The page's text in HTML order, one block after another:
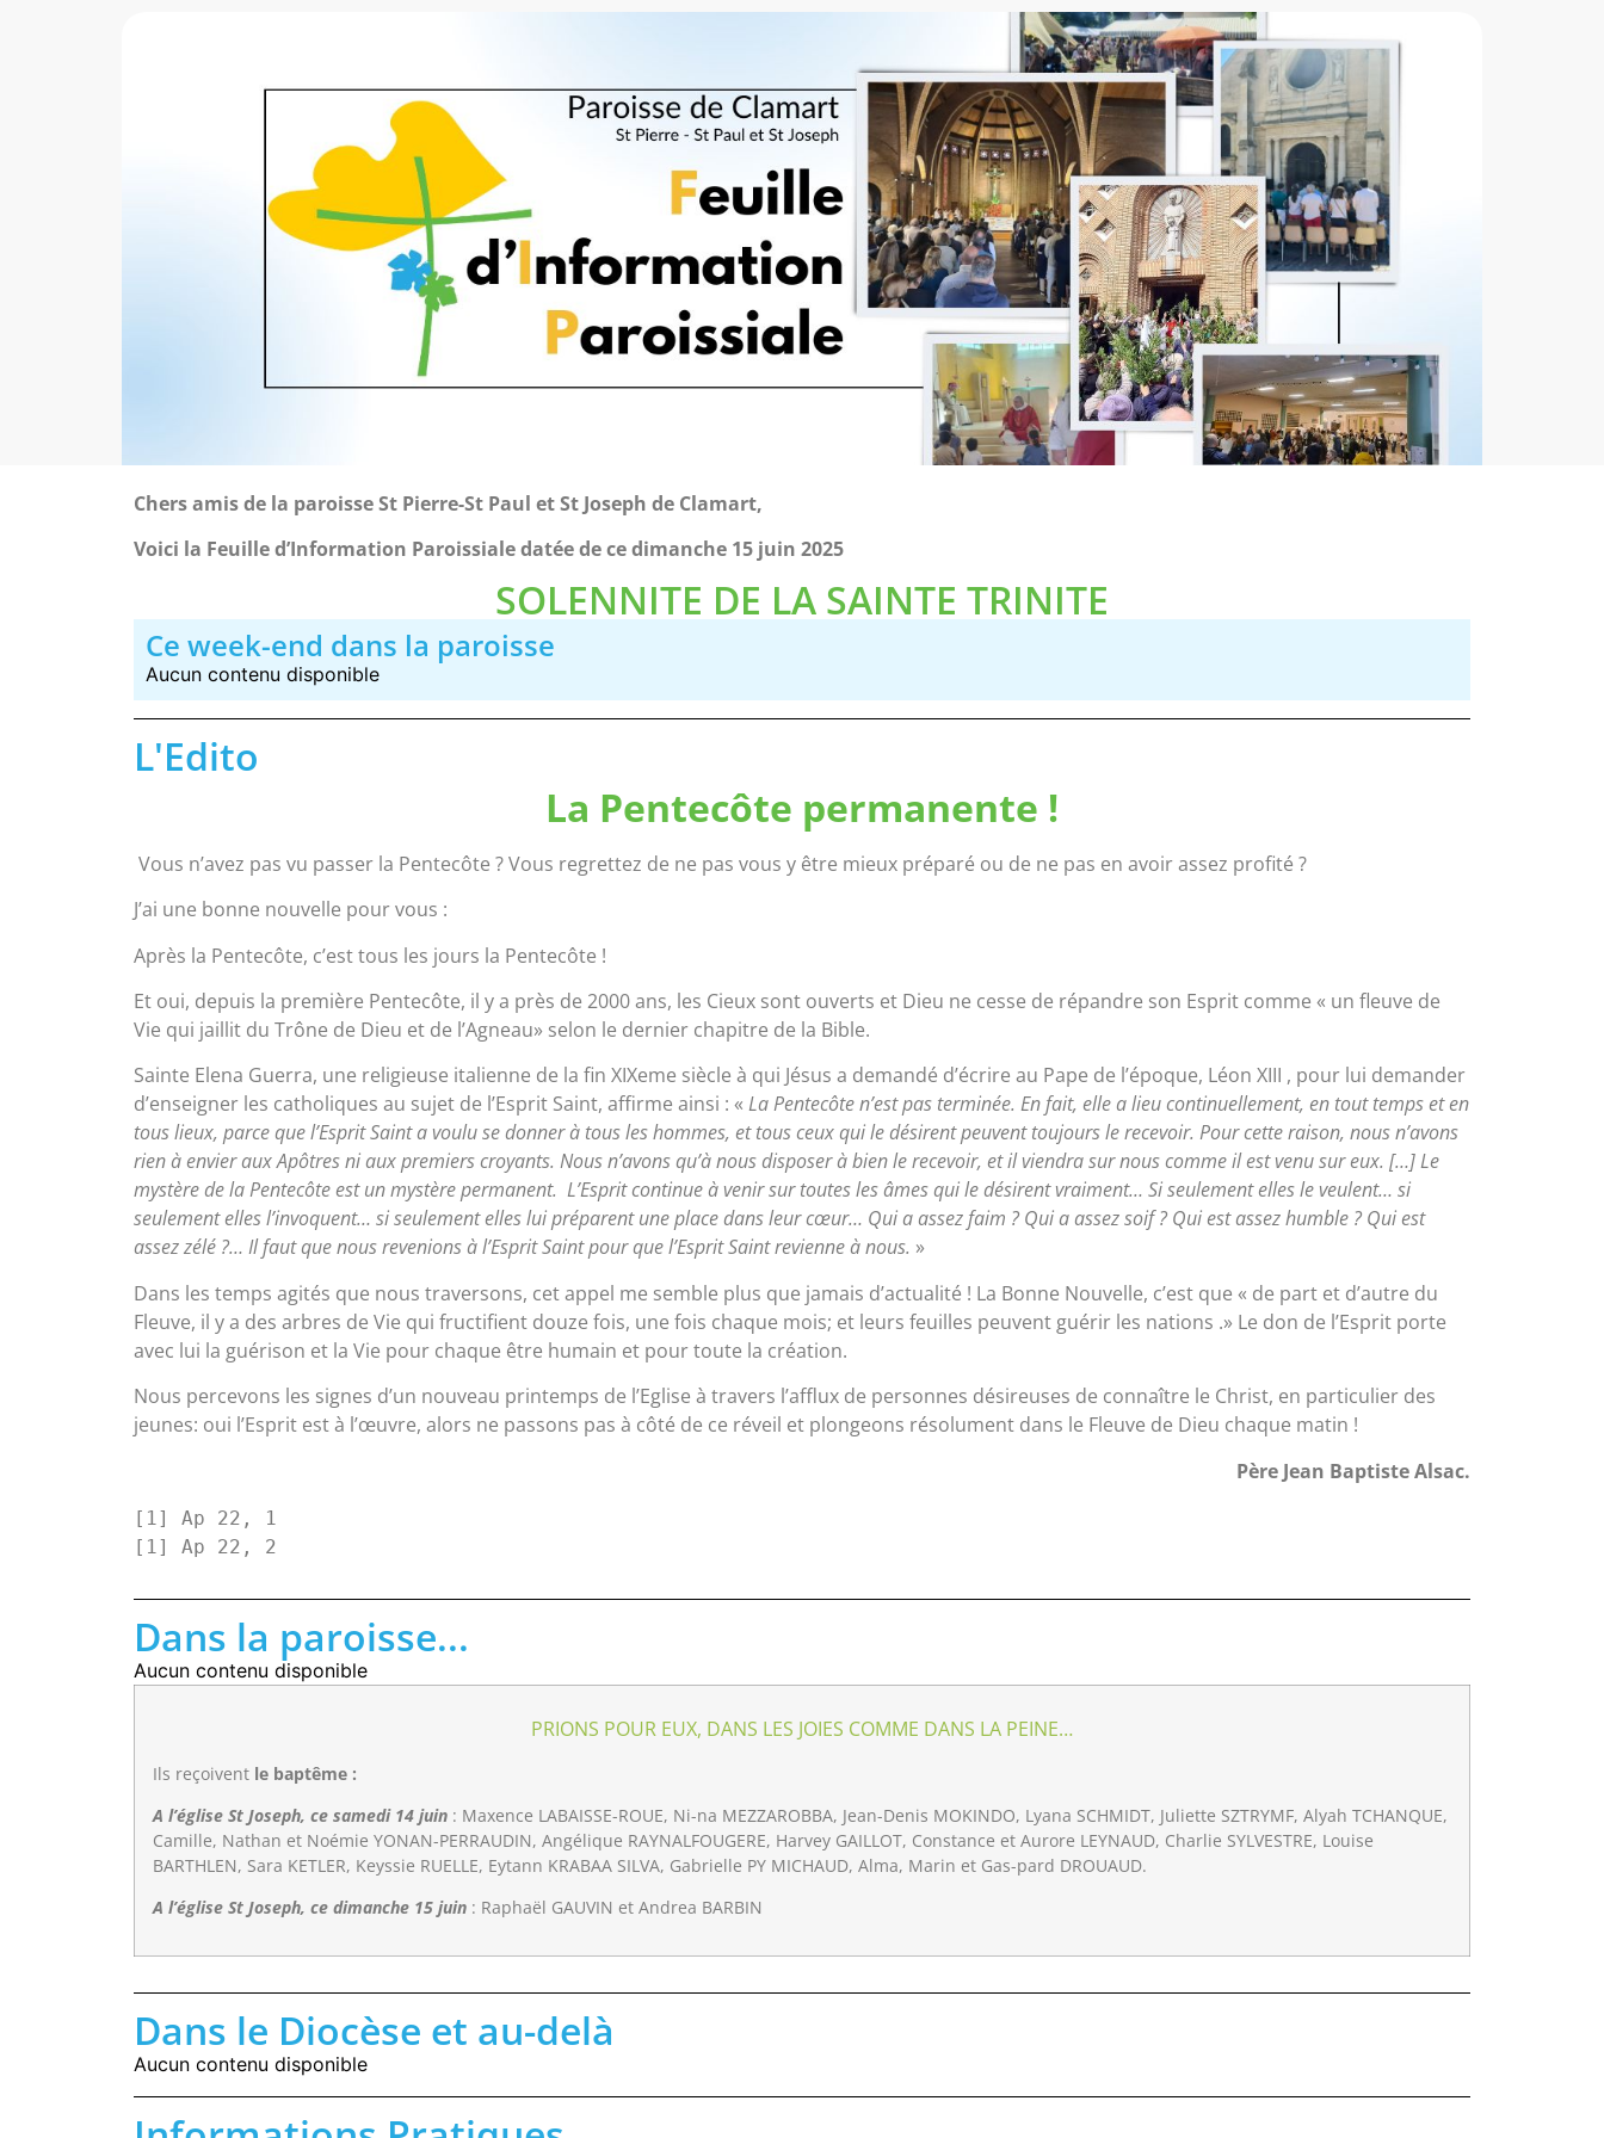
Chers amis de la paroisse St Pierre-St Paul et St Joseph de Clamart,
Voici la Feuille d’Information Paroissiale datée de ce dimanche 15 juin 2025
SOLENNITE DE LA SAINTE TRINITE
Ce week-end dans la paroisse
Aucun contenu disponible
L'Edito
La Pentecôte permanente !
Vous n’avez pas vu passer la Pentecôte ? Vous regrettez de ne pas vous y être mieux préparé ou de ne pas en avoir assez profité ?
J’ai une bonne nouvelle pour vous :
Après la Pentecôte, c’est tous les jours la Pentecôte !
Et oui, depuis la première Pentecôte, il y a près de 2000 ans, les Cieux sont ouverts et Dieu ne cesse de répandre son Esprit comme « un fleuve de
Vie qui jaillit du Trône de Dieu et de l’Agneau» selon le dernier chapitre de la Bible.
Sainte Elena Guerra, une religieuse italienne de la fin XIXeme siècle à qui Jésus a demandé d’écrire au Pape de l’époque, Léon XIII , pour lui demander
d’enseigner les catholiques au sujet de l’Esprit Saint, affirme ainsi : « La Pentecôte n’est pas terminée. En fait, elle a lieu continuellement, en tout temps et en
tous lieux, parce que l’Esprit Saint a voulu se donner à tous les hommes, et tous ceux qui le désirent peuvent toujours le recevoir. Pour cette raison, nous n’avons
rien à envier aux Apôtres ni aux premiers croyants. Nous n’avons qu’à nous disposer à bien le recevoir, et il viendra sur nous comme il est venu sur eux. […] Le
mystère de la Pentecôte est un mystère permanent. L’Esprit continue à venir sur toutes les âmes qui le désirent vraiment… Si seulement elles le veulent… si
seulement elles l’invoquent… si seulement elles lui préparent une place dans leur cœur… Qui a assez faim ? Qui a assez soif ? Qui est assez humble ? Qui est
assez zélé ?… Il faut que nous revenions à l’Esprit Saint pour que l’Esprit Saint revienne à nous. »
Dans les temps agités que nous traversons, cet appel me semble plus que jamais d’actualité ! La Bonne Nouvelle, c’est que « de part et d’autre du
Fleuve, il y a des arbres de Vie qui fructifient douze fois, une fois chaque mois; et leurs feuilles peuvent guérir les nations .» Le don de l’Esprit porte
avec lui la guérison et la Vie pour chaque être humain et pour toute la création.
Nous percevons les signes d’un nouveau printemps de l’Eglise à travers l’afflux de personnes désireuses de connaître le Christ, en particulier des
jeunes: oui l’Esprit est à l’œuvre, alors ne passons pas à côté de ce réveil et plongeons résolument dans le Fleuve de Dieu chaque matin !
Père Jean Baptiste Alsac.
[1] Ap 22, 1
[1] Ap 22, 2
Dans la paroisse...
Aucun contenu disponible
PRIONS POUR EUX, DANS LES JOIES COMME DANS LA PEINE…
Ils reçoivent le baptême :
A l’église St Joseph, ce samedi 14 juin : Maxence LABAISSE-ROUE, Ni-na MEZZAROBBA, Jean-Denis MOKINDO, Lyana SCHMIDT, Juliette SZTRYMF, Alyah TCHANQUE,
Camille, Nathan et Noémie YONAN-PERRAUDIN, Angélique RAYNALFOUGERE, Harvey GAILLOT, Constance et Aurore LEYNAUD, Charlie SYLVESTRE, Louise
BARTHLEN, Sara KETLER, Keyssie RUELLE, Eytann KRABAA SILVA, Gabrielle PY MICHAUD, Alma, Marin et Gas-pard DROUAUD.
A l’église St Joseph, ce dimanche 15 juin : Raphaël GAUVIN et Andrea BARBIN
Dans le Diocèse et au-delà
Aucun contenu disponible